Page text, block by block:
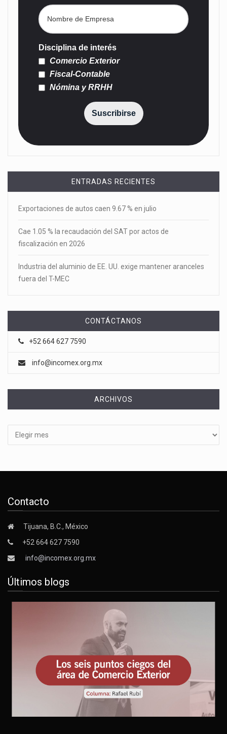
Disciplina de interés
Comercio Exterior
Fiscal-Contable
Nómina y RRHH
Suscribirse
ENTRADAS RECIENTES
Exportaciones de autos caen 9.67 % en julio
Cae 1.05 % la recaudación del SAT por actos de
fiscalización en 2026
Industria del aluminio de EE. UU. exige mantener aranceles
fuera del T-MEC
CONTÁCTANOS
+52 664 627 7590
info@incomex.org.mx
ARCHIVOS
Contacto
Tijuana, B.C., México
+52 664 627 7590
info@incomex.org.mx
Últimos blogs